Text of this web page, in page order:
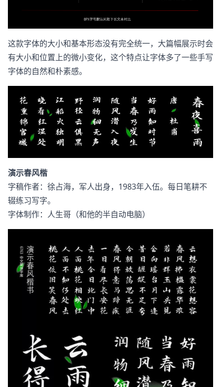
这款字体的大小和基本形态没有完全统一，大篇幅展示时会
有大小和位置上的微小变化，这个特点让字体多了一些手写
字体的自然和朴素感。
演示春风楷
字稿作者：徐占海，军人出身，1983年入伍。每日笔耕不
辍练习写字。
字体制作：人生哥（和他的半自动电脑）